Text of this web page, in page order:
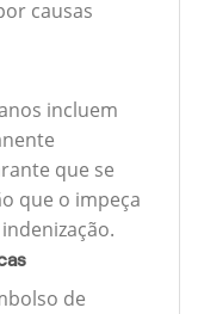
causas
incluem
que se
que o impeça
de